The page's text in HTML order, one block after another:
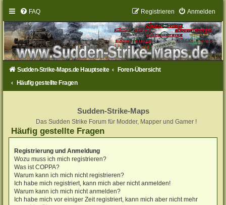
FAQ Anmelden
Registrieren
Sudden-Strike-Maps.de Hauptseite
Foren-Übersicht
Häufig gestellte Fragen
Sudden-Strike-Maps
Das Sudden Strike Forum für Modder, Mapper und Gamer !
Häufig gestellte Fragen
Registrierung und Anmeldung
Wozu muss ich mich registrieren?
Was ist COPPA?
Warum kann ich mich nicht registrieren?
Ich habe mich registriert, kann mich aber nicht anmelden!
Warum kann ich mich nicht anmelden?
Ich habe mich vor einiger Zeit registriert, kann mich aber nicht mehr